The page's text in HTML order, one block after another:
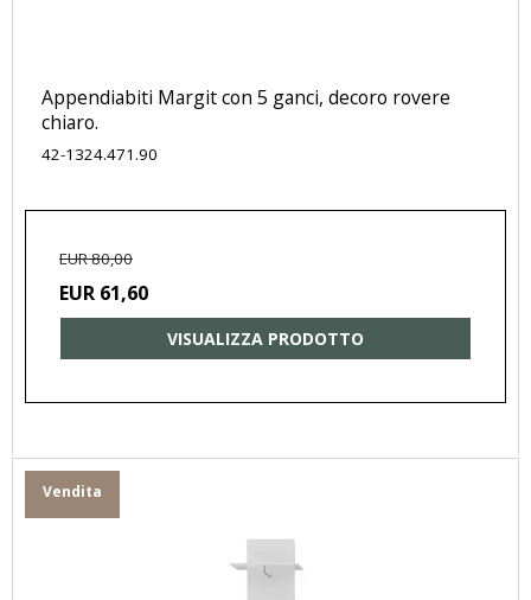
Appendiabiti Margit con 5 ganci, decoro rovere
chiaro.
42-1324.471.90
EUR 80,00
EUR 61,60
VISUALIZZA PRODOTTO
Vendita